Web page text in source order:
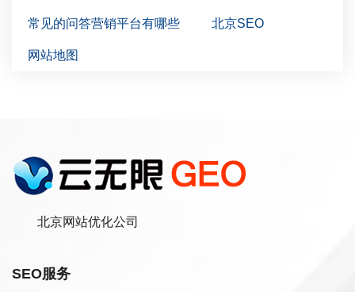
常见的问答营销平台有哪些 北京SEO
网站地图
北京网站优化公司
SEO服务